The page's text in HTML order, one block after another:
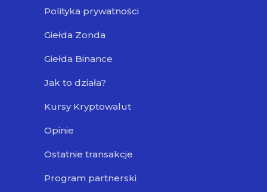
Polityka prywatności
Giełda Zonda
Giełda Binance
Jak to działa?
Kursy Kryptowalut
Opinie
Ostatnie transakcje
Program partnerski